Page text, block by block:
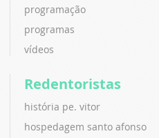
programação
programas
vídeos
Redentoristas
história pe. vitor
hospedagem santo afonso